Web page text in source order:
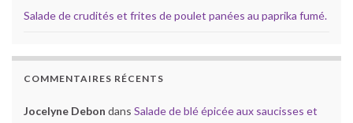
Salade de crudités et frites de poulet panées au paprika fumé.
COMMENTAIRES RÉCENTS
Jocelyne Debon dans Salade de blé épicée aux saucisses et